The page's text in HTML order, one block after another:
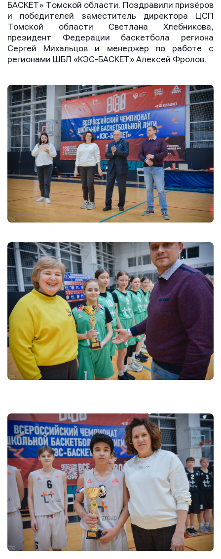
БАСКЕТ» Томской области. Поздравили призёров
и победителей заместитель директора ЦСП
Томской области Светлана Хлебникова,
президент Федерации баскетбола региона
Сергей Михальцов и менеджер по работе с
регионами ШБЛ «КЭС-БАСКЕТ» Алексей Фролов.